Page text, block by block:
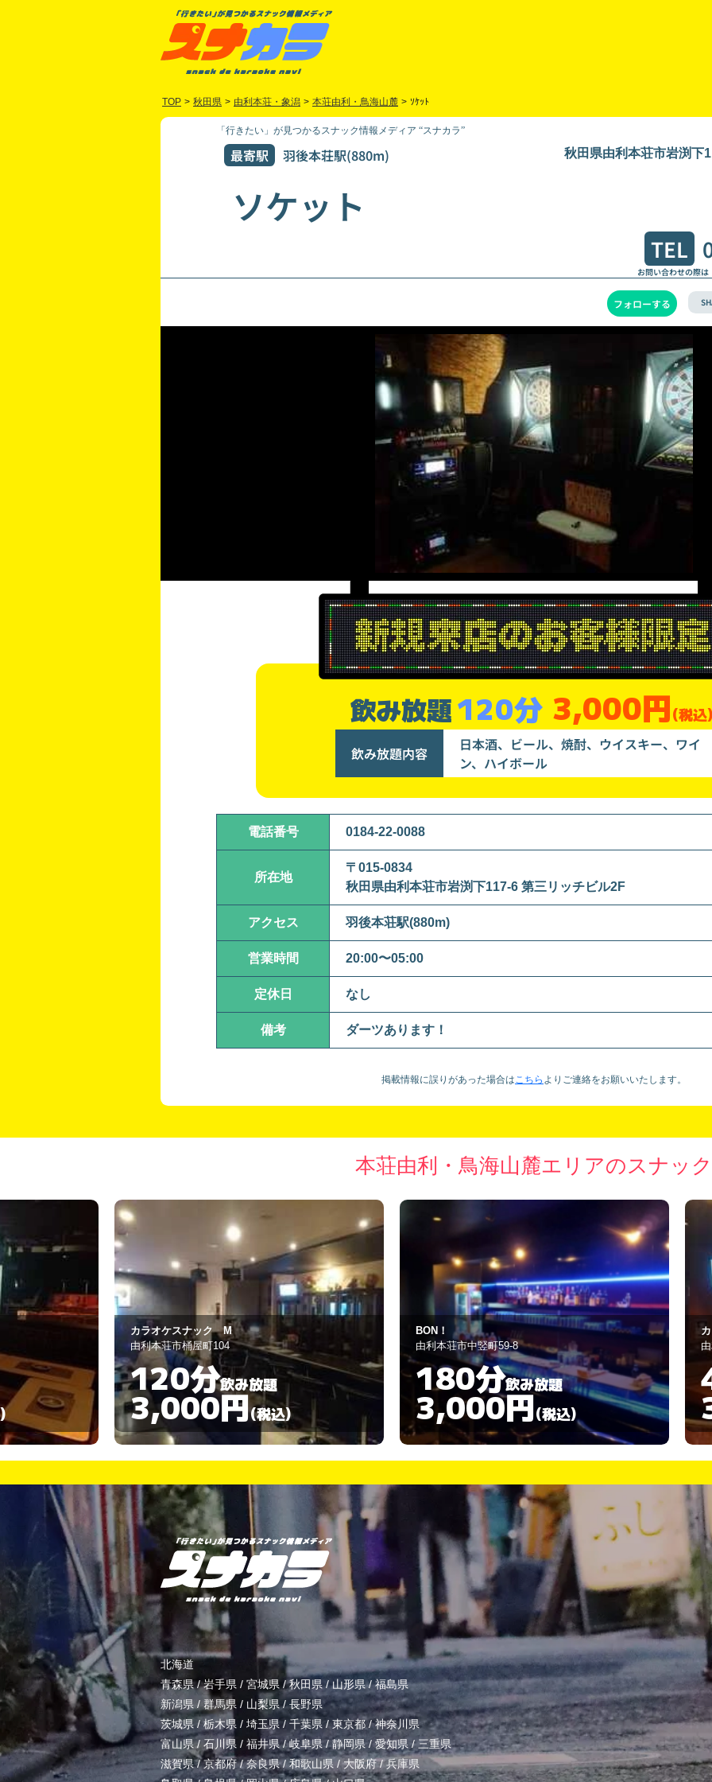
TOP > 秋田県 > 由利本荘・象潟 > 本荘由利・鳥海山麓 > ｿｹｯﾄ
「行きたい」が見つかるスナック情報メディア “スナカラ”
最寄駅 羽後本荘駅(880m) 秋田県由利本荘市岩渕下
ソケット
TEL
お問い合わせの際
フォローする
飲み放題120分 3,000円(税込
飲み放題内容
日本酒、ビール、焼酎、ウイスキー、ワイ
ン、ハイボール
電話番号 0184-22-0088
所在地
〒015-0834
秋田県由利本荘市岩渕下117-6 第三リッチビル2F
アクセス 羽後本荘駅(880m)
営業時間 20:00〜05:00
定休日 なし
備考 ダーツあります！
掲載情報に誤りがあった場合はこちら より ご連絡をお願いいたします。
本荘由利・鳥海山麓エリアのスナック
BON！
由利本荘市中竪町59-8
180分飲み放題
3,000円(税込)
カラオケ トロピカル
由利本荘市大門91
420分飲み放題
3,000円(税込)
北海道
青森県/岩手県 / 宮城県 /秋田県 /山形県/福島県
新潟県 / 群馬県 / 山梨県/長野県
茨城県 / 栃木県 / 埼玉県/ 千葉県 /東京都/神奈川県
富山県/ 石川県 / 福井県/岐阜県/静岡県/ 愛知県 / 三重県
滋賀県/京都府/奈良県/和歌山県 /大阪府/兵庫県